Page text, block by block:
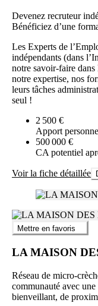
Devenez recruteur
Bénéficiez d’une
Les Experts de
indépendants (dans
notre savoir-faire dans
notre expertise, nos
leurs tâches
seul !
2 500 €
Apport
500 000 €
CA potentiel
Voir la fiche détaillée
Mettre en favoris
LA MAISON
Réseau de micro-
communauté avec
bienveillant, de